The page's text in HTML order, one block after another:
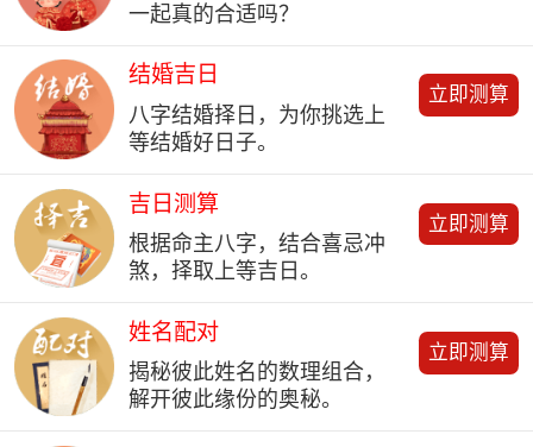
一起真的合适吗？
结婚吉日
八字结婚择日，为你挑选上
等结婚好日子。
立即测算
吉日测算
根据命主八字，结合喜忌冲
煞，择取上等吉日。
立即测算
姓名配对
揭秘彼此姓名的数理组合，
解开彼此缘份的奥秘。
立即测算